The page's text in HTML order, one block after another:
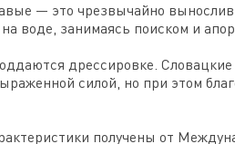
— это чрезвычайно
на воде, занимаясь поиском и
дрессировке.
силой, но при этом
получены от